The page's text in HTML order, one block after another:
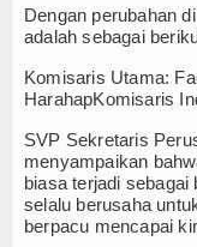
Dengan perubahan
adalah sebagai
Komisaris Utama:
HarahapKomisaris
SVP Sekretaris
menyampaikan
biasa terjadi
selalu berusaha
berpacu mencapai